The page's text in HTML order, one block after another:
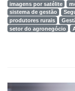
imagens por satélite
sistema de gestão
produtores rurais
setor do agronegócio